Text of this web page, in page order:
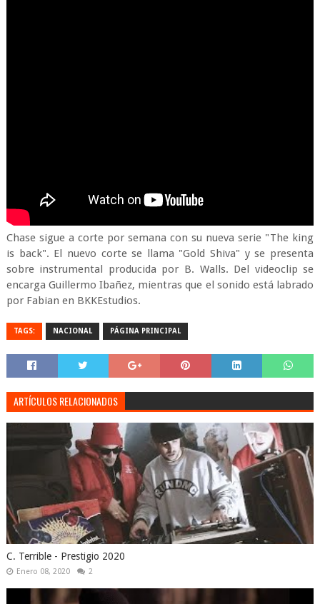
Chase sigue a corte por semana con su nueva serie "The king
is back". El nuevo corte se llama "Gold Shiva" y se presenta
sobre instrumental producida por B. Walls. Del videoclip se
encarga Guillermo Ibañez, mientras que el sonido está labrado
por Fabian en BKKEstudios.
TAGS: NACIONAL PÁGINA PRINCIPAL
ARTÍCULOS RELACIONADOS
C. Terrible - Prestigio 2020
Enero 08, 2020 2